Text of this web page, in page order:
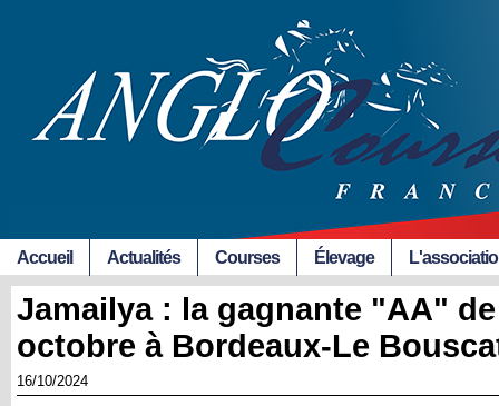
Accueil Actualités Courses Élevage
Jamailya : la gagnante "AA"
octobre à Bordeaux-Le
16/10/2024